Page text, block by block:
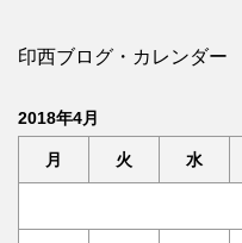
印西ブログ・カレンダー
2018年4月
月 火 水